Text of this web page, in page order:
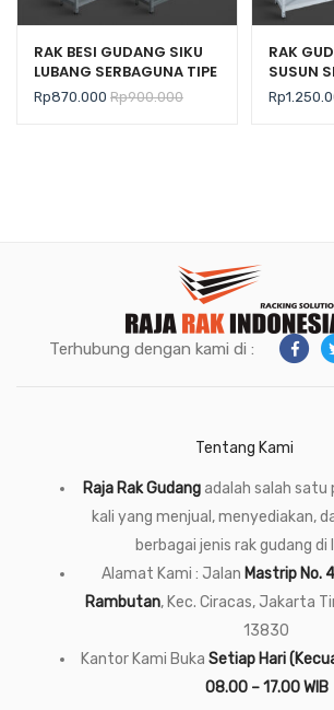
RAK BESI GUDANG SIKU
LUBANG SERBAGUNA TIPE
JUNO B02 GALVANIS –
PLAT SHELVING
Rp870.000 Rp900.000
RAK
SUSUN
JUNO
SHELVING
Rp
Terhubung dengan kami di :
Tentang Kami
Raja Rak Gudangadalah salah
kali yang menjual, menyediakan,
berbagai jenis rak gudang di
Alamat Kami : Jalan Mastrip No.
Rambutan, Kec. Ciracas, Jakarta
13830
Kantor Kami Buka Setiap Hari
08.00 – 17.00 WIB